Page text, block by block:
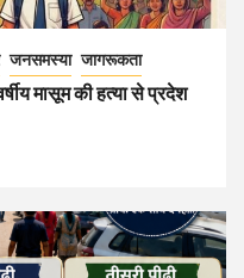
जनसमस्या जागरूकता
मासूम की हत्या से प्रदेश